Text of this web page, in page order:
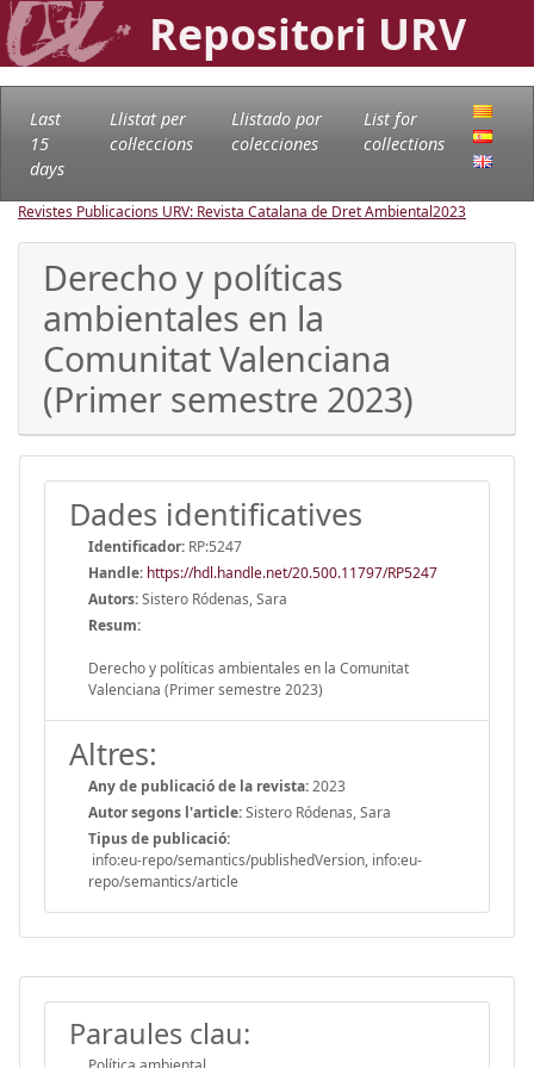
Repositori URV
Last
15
days
Llistat per
col·leccions
Llistado por
colecciones
List for
collections
Revistes Publicacions URV: Revista Catalana de Dret Ambiental2023
Derecho y políticas
ambientales en la
Comunitat Valenciana
(Primer semestre 2023)
Dades identificatives
Identificador: RP:5247
Handle: https://hdl.handle.net/20.500.11797/RP5247
Autors:Sistero Ródenas, Sara
Resum:
Derecho y políticas ambientales en la Comunitat
Valenciana (Primer semestre 2023)
Altres:
Any de publicació de la revista:2023
Autor segons l'article:Sistero Ródenas, Sara
Tipus de publicació:
info:eu-repo/semantics/publishedVersion, info:eu-
repo/semantics/article
Paraules clau: